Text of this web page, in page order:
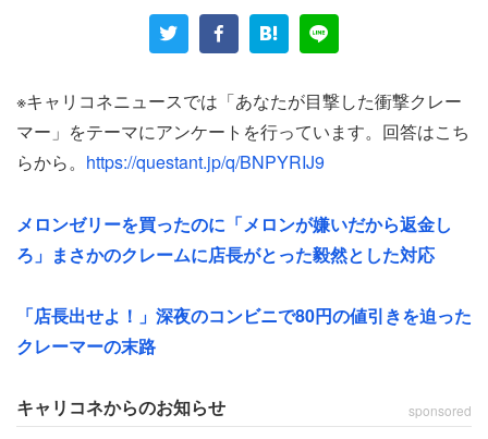
ようだが、わざわざ量ろうと思うだろうか。他には、
「夏に歩いて帰ってたらアイスが溶けたから返金しろ」
という驚きのクレームも。ほとんどのスーパーや量販店で
を無料、もしくは有料で配っている。投稿者の場合はわか
らないが、自身の判断でドライアイスをもらわなかった客
60代後半の男性（北海道／教育・保育・公務員・農林水
けたという出来事を綴った。
※キャリコネニュースでは「あなたが目撃した衝撃クレー
マー」をテーマにアンケートを行っています。回答はこち
らから。 https://questant.jp/q/BNPYRIJ9
メロンゼリーを買ったのに「メロンが嫌いだから返金し
ろ」まさかのクレームに店長がとった毅然とした対応
「店長出せよ！」深夜のコンビニで80円の値引きを迫った
クレーマーの末路
キャリコネからのお知らせ sponsored